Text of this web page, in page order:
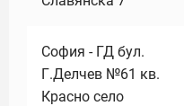
София - ГД бул.
Г.Делчев №61 кв.
Красно село